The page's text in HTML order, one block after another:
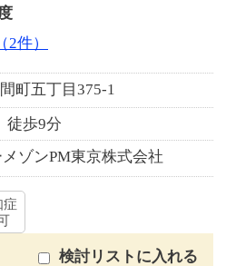
件）
町五丁目375-1
徒歩9分
ゾンPM東京株式会社
症
検討リストに入れる